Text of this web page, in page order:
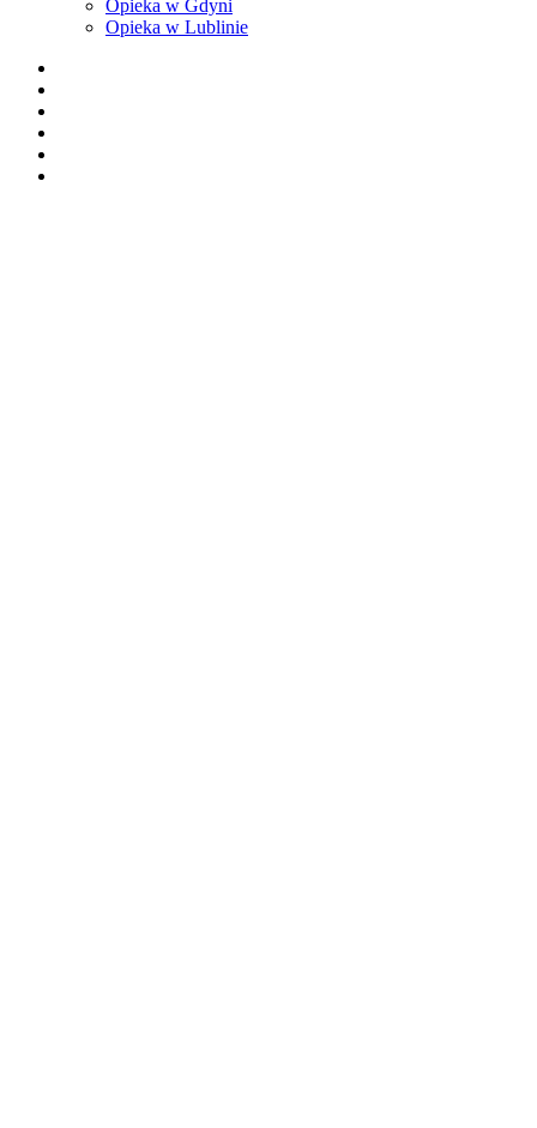
Opieka w Gdyni
Opieka w Lublinie